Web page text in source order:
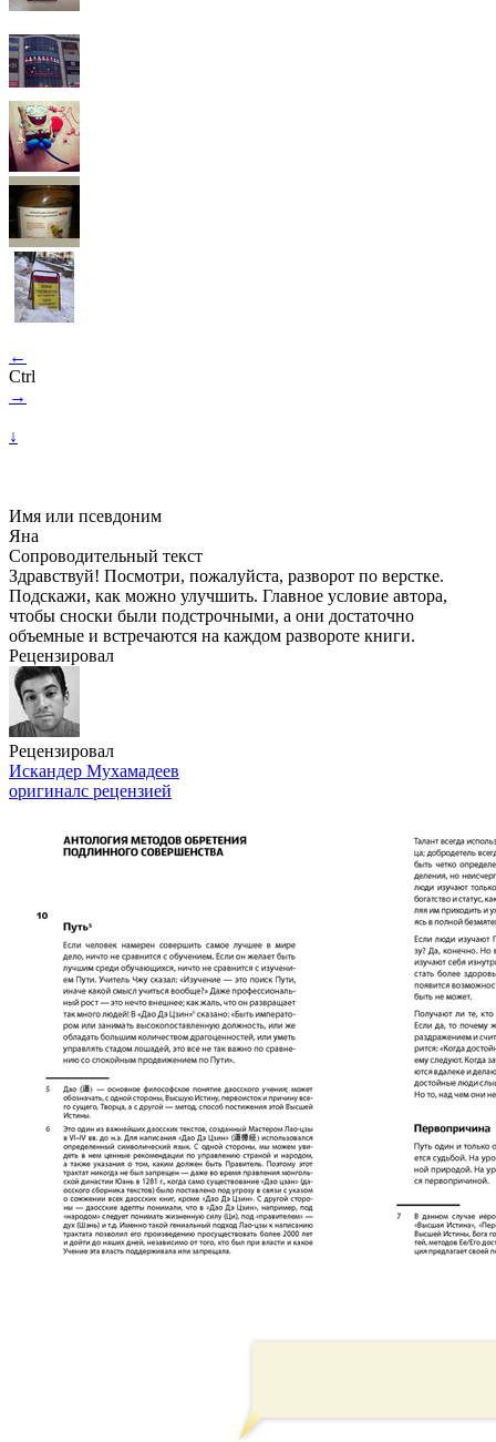
←
Ctrl
→
↓
Имя или псевдоним
Яна
Сопроводительный текст
Здравствуй! Посмотри, пожалуйста, разворот по верстке.
Подскажи, как можно улучшить. Главное условие автора,
чтобы сноски были подстрочными, а они достаточно
объемные и встречаются на каждом развороте книги.
Рецензировал
Рецензировал
Искандер Мухамадеев
оригиналс рецензией